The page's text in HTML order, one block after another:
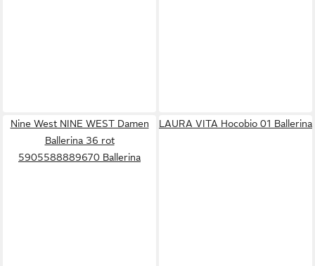
Nine West NINE WEST Damen
Ballerina 36 rot
5905588889670 Ballerina
LAURA VITA Hocobio 01 Ballerina